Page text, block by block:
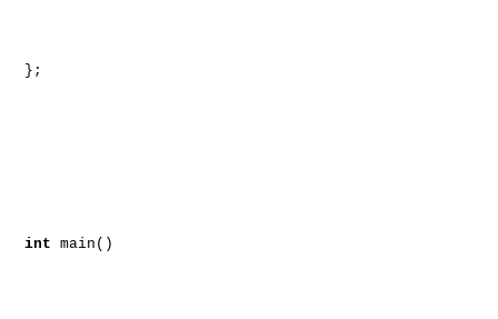
};
int main()